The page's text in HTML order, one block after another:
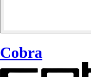
Cobra